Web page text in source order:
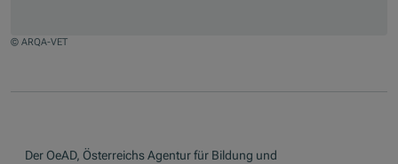
© ARQA-VET
Der OeAD, Österreichs Agentur für Bildung und